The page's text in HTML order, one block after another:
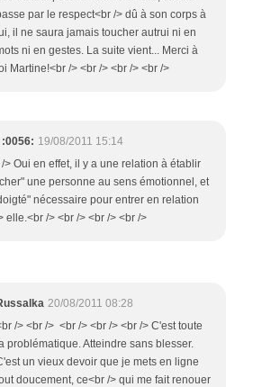
par le respect<br /> dû à son corps à
il ne saura jamais toucher autrui ni en
ni en gestes. La suite vient... Merci à
Martine!<br /> <br /> <br /> <br />
19/08/2011 15:14
> Oui en effet, il y a une relation à établir
une personne au sens émotionnel, et
nécessaire pour entrer en relation
elle.<br /> <br /> <br /> <br />
20/08/2011 08:28
/> <br /> <br /> <br /> <br /> C'est toute
problématique. Atteindre sans blesser.
un vieux devoir que je mets en ligne
doucement, ce<br /> qui me fait renouer